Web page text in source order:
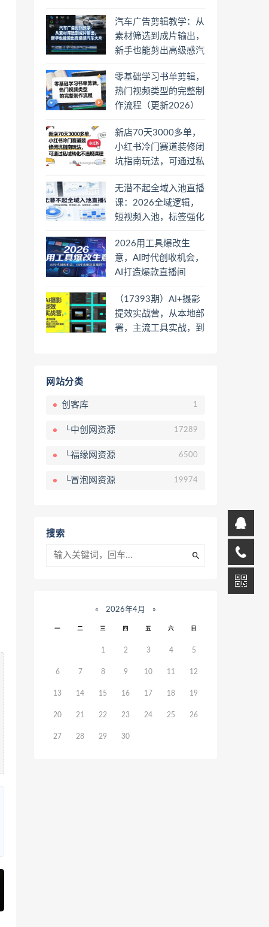
汽车广告剪辑教学：从
素材筛选到成片输出，
新手也能剪出高级感汽
零基础学习书单剪辑，
热门视频类型的完整制
作流程（更新2026）
新店70天3000多单，
小红书冷门赛道装修闭
坑指南玩法，可通过私
无潜不起全域入池直播
课：2026全域逻辑，
短视频入池，标签强化
2026用工具爆改生
意，AI时代创收机会，
AI打造爆款直播间
（17393期）AI+摄影
提效实战营，从本地部
署，主流工具实战，到
网站分类
创客库 1
└中创网资源 17289
└福缘网资源 6500
└冒泡网资源 19974
搜索
« 2026年4月 »
一 二 三 四 五 六 日
1 2 3 4 5
6 7 8 9 10 11 12
13 14 15 16 17 18 19
20 21 22 23 24 25 26
27 28 29 30